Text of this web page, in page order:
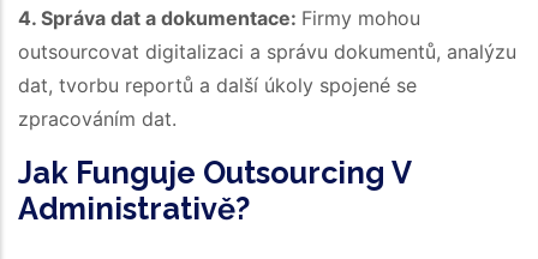
4. Správa dat a dokumentace: Firmy mohou
outsourcovat digitalizaci a správu dokumentů, analýzu
dat, tvorbu reportů a další úkoly spojené se
zpracováním dat.
Jak Funguje Outsourcing V
Administrativě?